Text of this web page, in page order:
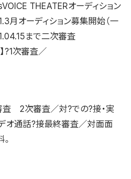
THEATERオーディション
月オーディション募集開始（一
まで二次審査
?1次審査／
査 2次審査／対?での?接・実
オ通話?接最終審査／対面面